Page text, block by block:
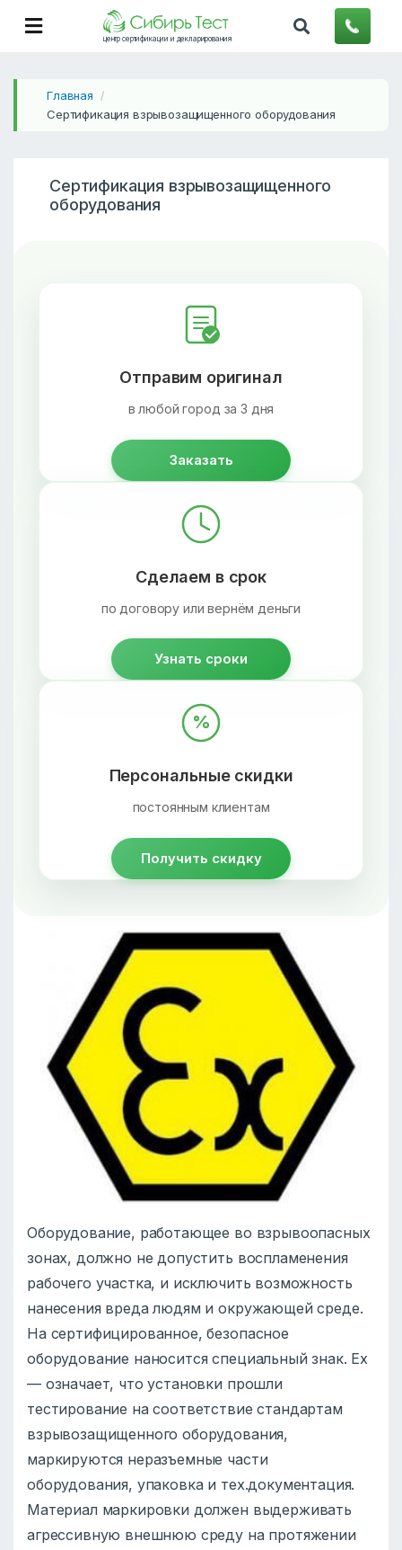
центр сертификации и декларирования
Главная /
Сертификация взрывозащищенного оборудования
Сертификация взрывозащищенного
оборудования
Отправим оригинал
в любой город за 3 дня
Заказать
Сделаем в срок
по договору или вернём деньги
Узнать сроки
%
Персональные скидки
постоянным клиентам
Получить скидку
Оборудование, работающее во взрывоопасных
зонах, должно не допустить воспламенения
рабочего участка, и исключить возможность
нанесения вреда людям и окружающей среде.
На сертифицированное, безопасное
оборудование наносится специальный знак. Ех
— означает, что установки прошли
тестирование на соответствие стандартам
взрывозащищенного оборудования,
маркируются неразъемные части
оборудования, упаковка и тех.документация.
Материал маркировки должен выдерживать
агрессивную внешнюю среду на протяжении